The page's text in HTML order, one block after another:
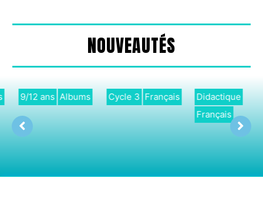
NOUVEAUTÉS
9/12 ans Albums Cycle 3 Français
Didactique
Français